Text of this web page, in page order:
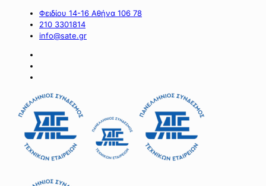
Φειδίου 14-16 Αθήνα 106 78
210 3301814
info@sate.gr